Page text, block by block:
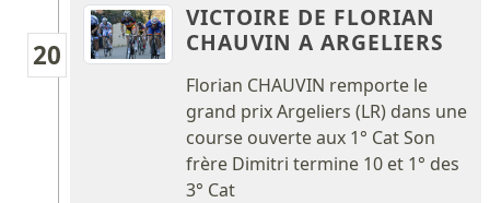
20
VICTOIRE DE FLORIAN
CHAUVIN A ARGELIERS
Florian CHAUVIN remporte le
grand prix Argeliers (LR) dans une
course ouverte aux 1° Cat Son
frère Dimitri termine 10 et 1° des
3° Cat